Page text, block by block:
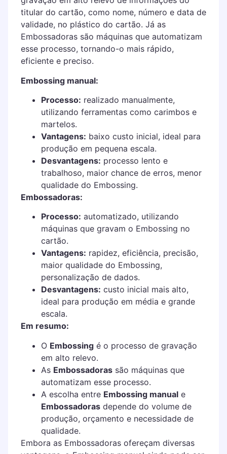
titular do cartão, como nome, número e data de
validade, no plástico do cartão. Já as
Embossadoras são máquinas que automatizam
esse processo, tornando-o mais rápido,
eficiente e preciso.
Embossing manual:
Processo: realizado manualmente,
utilizando ferramentas como carimbos e
martelos.
Vantagens: baixo custo inicial, ideal para
produção em pequena escala.
Desvantagens: processo lento e
trabalhoso, maior chance de erros, menor
qualidade do Embossing.
Embossadoras:
Processo: automatizado, utilizando
máquinas que gravam o Embossing no
cartão.
Vantagens: rapidez, eficiência, precisão,
maior qualidade do Embossing,
personalização de dados.
Desvantagens: custo inicial mais alto,
ideal para produção em média e grande
escala.
Em resumo:
O Embossingé o processo de gravação
em alto relevo.
As Embossadorassão máquinas que
automatizam esse processo.
A escolha entre Embossing manuale
Embossadorasdepende do volume de
produção, orçamento e necessidade de
qualidade.
Embora as Embossadoras ofereçam diversas